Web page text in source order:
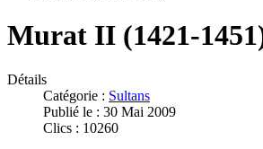
Murat II (1421-
Détails
Catégorie : Sultans
Publié le : 30 Mai 2009
Clics : 10260